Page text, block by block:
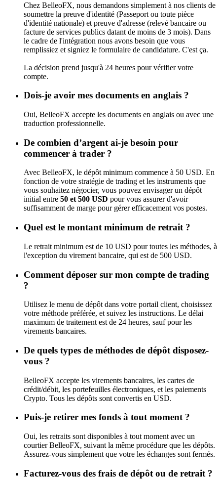
Chez BelleoFX, nous demandons simplement à nos clients de
soumettre la preuve d'identité (Passeport ou toute pièce
d'identité nationale) et preuve d'adresse (relevé bancaire ou
facture de services publics datant de moins de 3 mois). Dans
le cadre de l'intégration nous avons besoin que vous
remplissiez et signiez le formulaire de candidature. C'est ça.
La décision prend jusqu'à 24 heures pour vérifier votre
compte.
Dois-je avoir mes documents en anglais ?
Oui, BelleoFX accepte les documents en anglais ou avec une
traduction professionnelle.
De combien d’argent ai-je besoin pour
commencer à trader ?
Avec BelleoFX, le dépôt minimum commence à 50 USD. En
fonction de votre stratégie de trading et les instruments que
vous souhaitez négocier, vous pouvez envisager un dépôt
initial entre 50 et 500 USD pour vous assurer d'avoir
suffisamment de marge pour gérer efficacement vos postes.
Quel est le montant minimum de retrait ?
Le retrait minimum est de 10 USD pour toutes les méthodes, à
l'exception du virement bancaire, qui est de 500 USD.
Comment déposer sur mon compte de trading
?
Utilisez le menu de dépôt dans votre portail client, choisissez
votre méthode préférée, et suivez les instructions. Le délai
maximum de traitement est de 24 heures, sauf pour les
virements bancaires.
De quels types de méthodes de dépôt disposez-
vous ?
BelleoFX accepte les virements bancaires, les cartes de
crédit/débit, les portefeuilles électroniques, et les paiements
Crypto. Tous les dépôts sont convertis en USD.
Puis-je retirer mes fonds à tout moment ?
Oui, les retraits sont disponibles à tout moment avec un
courtier BelleoFX, suivant la même procédure que les dépôts.
Assurez-vous simplement que votre les échanges sont fermés.
Facturez-vous des frais de dépôt ou de retrait ?